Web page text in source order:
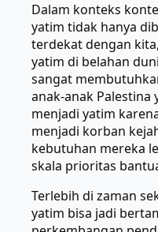
Dalam konteks
yatim tidak hanya
terdekat dengan
yatim di belahan
sangat
anak-anak Palestina
menjadi yatim
menjadi korban
kebutuhan mereka
skala prioritas
Terlebih di zaman
yatim bisa jadi